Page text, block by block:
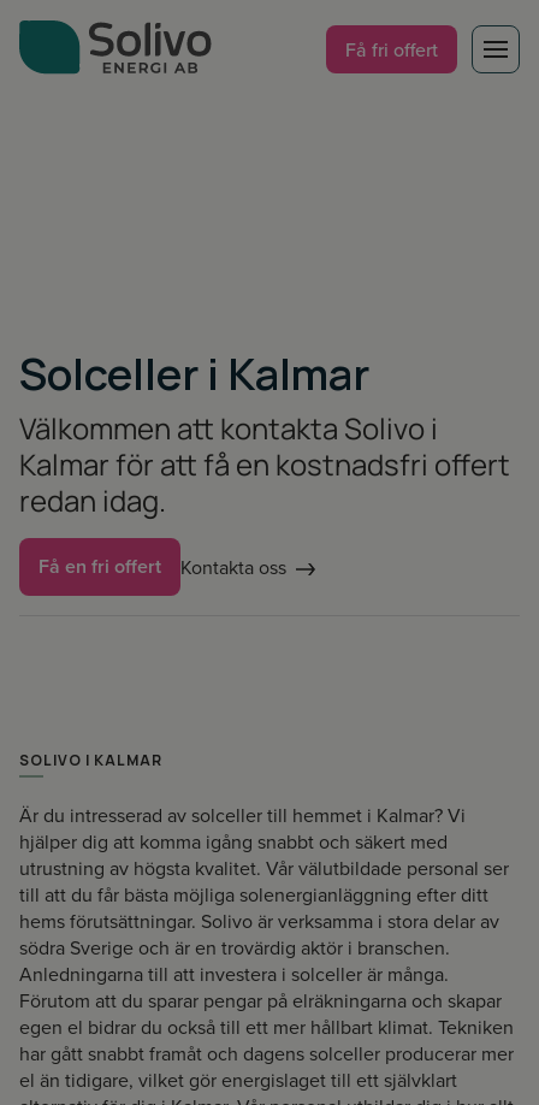
Få fri offert
Om oss
Varumärken
Kontakt
Solceller i Kalmar
Välkommen att kontakta Solivo i
Kalmar för att få en kostnadsfri offert
redan idag.
Få en fri offert Kontakta oss
SOLIVO I KALMAR
Är du intresserad av solceller till hemmet i Kalmar? Vi
hjälper dig att komma igång snabbt och säkert med
utrustning av högsta kvalitet. Vår välutbildade personal ser
till att du får bästa möjliga solenergianläggning efter ditt
hems förutsättningar. Solivo är verksamma i stora delar av
södra Sverige och är en trovärdig aktör i branschen.
Anledningarna till att investera i solceller är många.
Förutom att du sparar pengar på elräkningarna och skapar
egen el bidrar du också till ett mer hållbart klimat. Tekniken
har gått snabbt framåt och dagens solceller producerar mer
el än tidigare, vilket gör energislaget till ett självklart